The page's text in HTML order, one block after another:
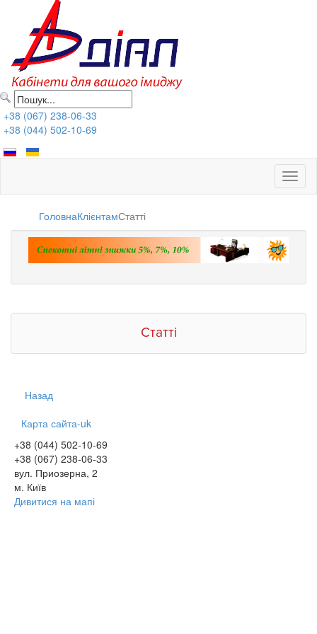
+38 (067) 238-06-33
+38 (044) 502-10-69
ГоловнаКлієнтамСтатті
Статті
Назад
Карта сайта-uk
+38 (044) 502-10-69
+38 (067) 238-06-33
вул. Приозерна, 2
м. Київ
Дивитися на мапі